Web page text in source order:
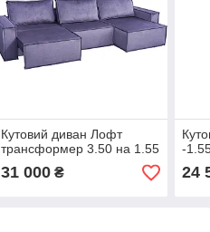
Кутовий диван Лофт
трансформер 3.50 на 1.55
31 000₴
-
24